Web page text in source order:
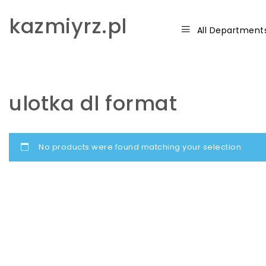
kazmiyrz.pl All
ulotka dl format
No products were found matching your selection.